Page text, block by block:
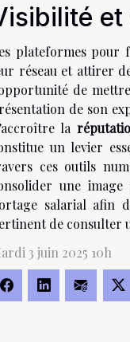
et
plateformes pour
réseau et attirer
de
de son
la
un levier
ces outils
une
salarial afin
de consulter
3 juin 2025 10h